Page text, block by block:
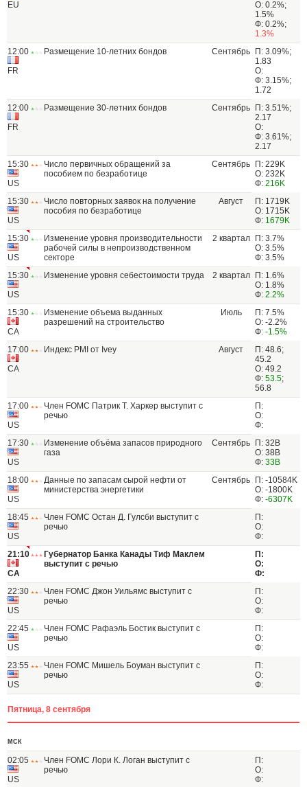
EU
О: 0.2%;
1.5%
Ф: 0.2%;
1.3%
12:00
FR
Размещение 10-летних бондов Сентябрь
П: 3.09%;
1.83
О:
Ф: 3.15%;
1.72
12:00
FR
Размещение 30-летних бондов Сентябрь
П: 3.51%;
2.17
О:
Ф: 3.61%;
2.17
15:30
US
Число первичных обращений за
пособием по безработице
Сентябрь
П: 229K
О: 232K
Ф: 216K
15:30
US
Число повторных заявок на получение
пособия по безработице
Август
П: 1719K
О: 1715K
Ф: 1679K
15:30
US
Изменение уровня производительности
рабочей силы в непроизводственном
секторе
2 квартал
П: 3.7%
О: 3.5%
Ф: 3.5%
15:30
US
Изменение уровня себестоимости труда 2 квартал
П: 1.6%
О: 1.8%
Ф: 2.2%
15:30
CA
Изменение объема выданных
разрешений на строительство
Июль
П: 7.5%
О: -2.2%
Ф: -1.5%
17:00
CA
Индекс PMI от Ivey Август
П: 48.6;
45.2
О: 49.2
Ф: 53.5;
56.8
17:00
US
Член FOMC Патрик Т. Харкер выступит с
речью
П:
О:
Ф:
17:30
US
Изменение объёма запасов природного
газа
Сентябрь
П: 32B
О: 38B
Ф: 33B
18:00
US
Данные по запасам сырой нефти от
министерства энергетики
Сентябрь
П: -10584K
О: -1800K
Ф: -6307K
18:45
US
Член FOMC Остан Д. Гулсби выступит с
речью
П:
О:
Ф:
21:10
CA
Губернатор Банка Канады Тиф Маклем
выступит с речью
П:
О:
Ф:
22:30
US
Член FOMC Джон Уильямс выступит с
речью
П:
О:
Ф:
22:45
US
Член FOMC Рафаэль Бостик выступит с
речью
П:
О:
Ф:
23:55
US
Член FOMC Мишель Боуман выступит с
речью
П:
О:
Ф:
Пятница, 8 сентября
МСК
02:05
US
Член FOMC Лори К. Логан выступит с
речью
П:
О:
Ф: